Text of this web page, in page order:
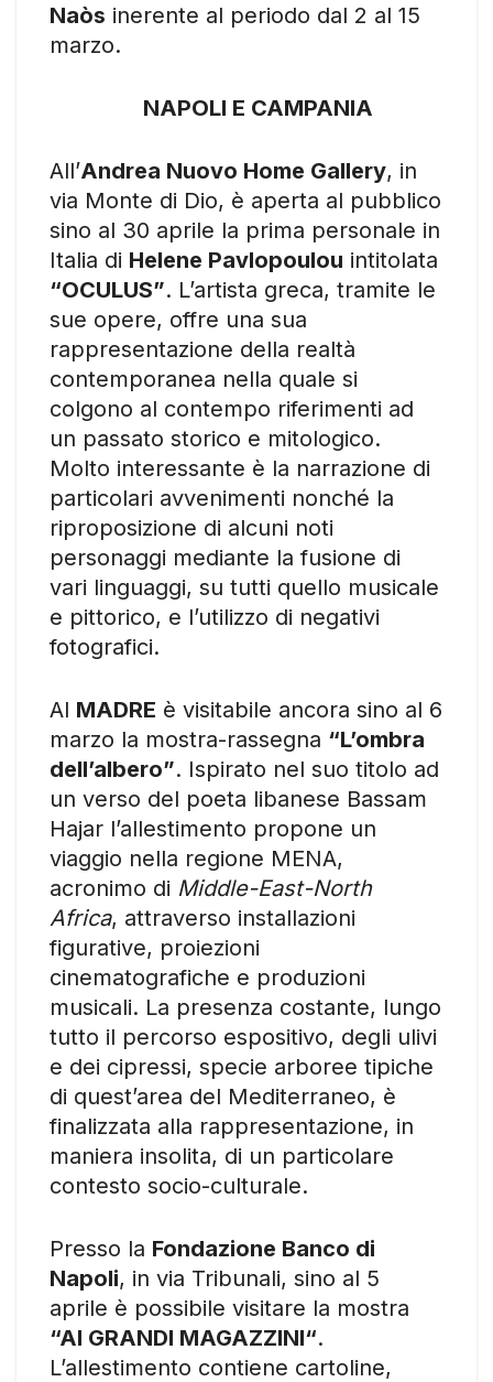
Naòs inerente al periodo dal 2 al 15
marzo.
NAPOLI E CAMPANIA
All’Andrea Nuovo Home Gallery, in
via Monte di Dio, è aperta al pubblico
sino al 30 aprile la prima personale in
Italia di Helene Pavlopoulou intitolata
“OCULUS”. L’artista greca, tramite le
sue opere, offre una sua
rappresentazione della realtà
contemporanea nella quale si
colgono al contempo riferimenti ad
un passato storico e mitologico.
Molto interessante è la narrazione di
particolari avvenimenti nonché la
riproposizione di alcuni noti
personaggi mediante la fusione di
vari linguaggi, su tutti quello musicale
e pittorico, e l’utilizzo di negativi
fotografici.
Al MADRE è visitabile ancora sino al 6
marzo la mostra-rassegna “L’ombra
dell’albero”. Ispirato nel suo titolo ad
un verso del poeta libanese Bassam
Hajar l’allestimento propone un
viaggio nella regione MENA,
acronimo di Middle-East-North
Africa, attraverso installazioni
figurative, proiezioni
cinematografiche e produzioni
musicali. La presenza costante, lungo
tutto il percorso espositivo, degli ulivi
e dei cipressi, specie arboree tipiche
di quest’area del Mediterraneo, è
finalizzata alla rappresentazione, in
maniera insolita, di un particolare
contesto socio-culturale.
Presso la Fondazione Banco di
Napoli, in via Tribunali, sino al 5
aprile è possibile visitare la mostra
“AI GRANDI MAGAZZINI“.
L’allestimento contiene cartoline,